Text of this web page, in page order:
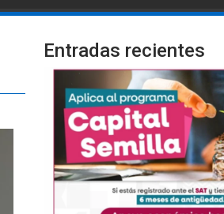
Entradas recientes